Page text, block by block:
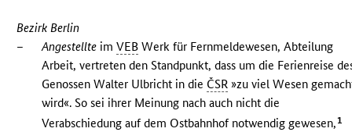
Bezirk Berlin
–
Angestellte imVEB Werk für Fernmeldewesen, Abteilung
Arbeit, vertreten den Standpunkt, dass um die Ferienreise
Genossen Walter Ulbricht in die ČSR »zu viel Wesen
wird«. So sei ihrer Meinung nach auch nicht die
Verabschiedung auf dem Ostbahnhof notwendig gewesen,1